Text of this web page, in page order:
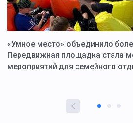
«Умное место» объединило
Передвижная площадка стала
мероприятий для семейного